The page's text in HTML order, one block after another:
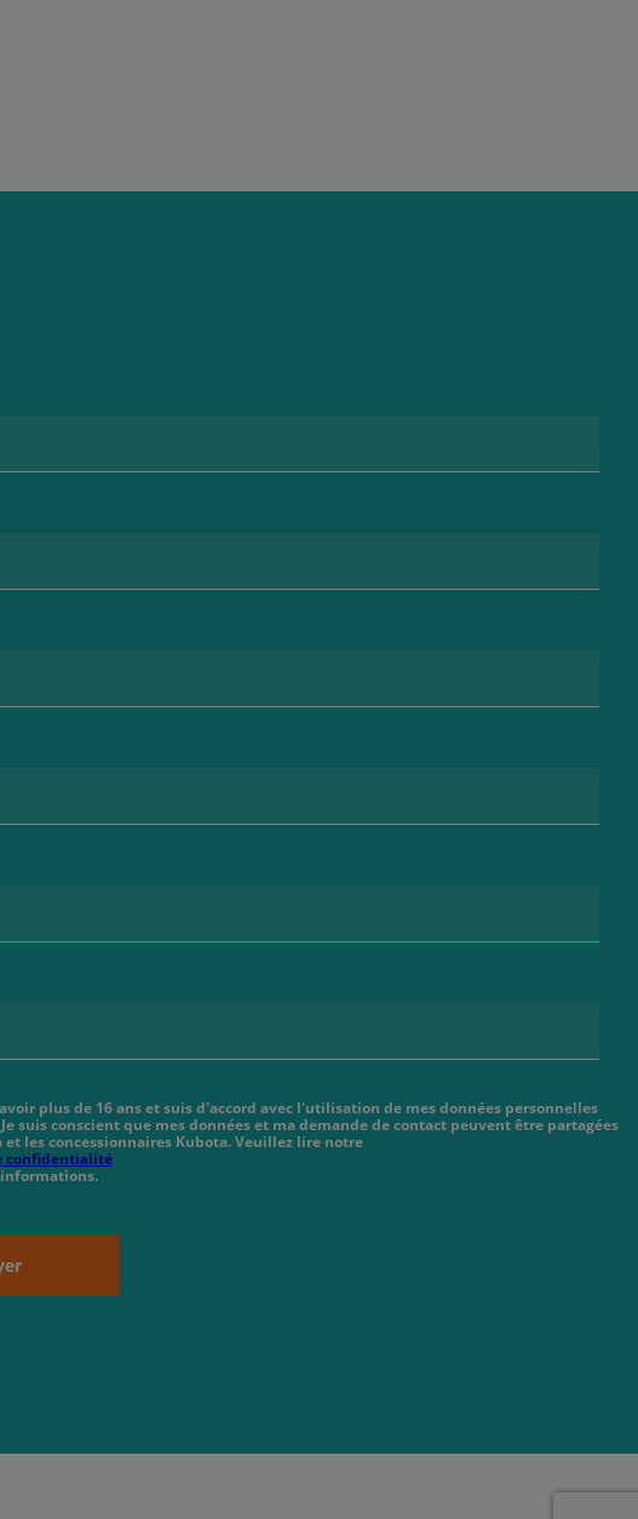
plus de 16 ans et suis d'accord avec l'utilisation de mes données personnelles
suis conscient que mes données et ma demande de contact peuvent être partagées
et les concessionnaires Kubota. Veuillez lire notre
confidentialité